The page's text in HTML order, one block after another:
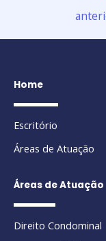
Home
Escritório
Áreas de Atuação
Áreas de Atuação
Direito Condominal